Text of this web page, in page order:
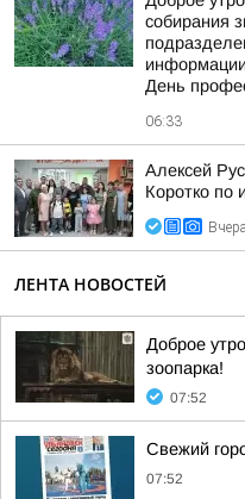
собирания
День
06:33
Алексей
Коротко по
ЛЕНТА НОВОСТЕЙ
Доброе
зоопарка!
07:52
Свежий
07:52